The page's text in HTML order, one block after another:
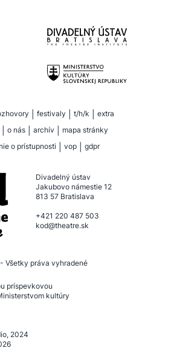
festivaly t/h/k
extra
o nás archív
mapa stránky
o prístupnosti
vop gdpr
Divadelný ústav
Jakubovo námestie 12
813 57 Bratislava
+421 220 487 503
kod@theatre.sk
- Všetky práva vyhradené
príspevkovou
kultúry
, 2024